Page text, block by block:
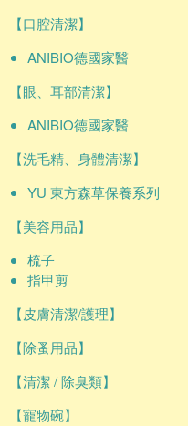
【口腔清潔】
ANIBIO德國家醫
【眼、耳部清潔】
ANIBIO德國家醫
【洗毛精、身體清潔】
YU 東方森草保養系列
【美容用品】
梳子
指甲剪
【皮膚清潔/護理】
【除蚤用品】
【清潔 / 除臭類】
【寵物碗】